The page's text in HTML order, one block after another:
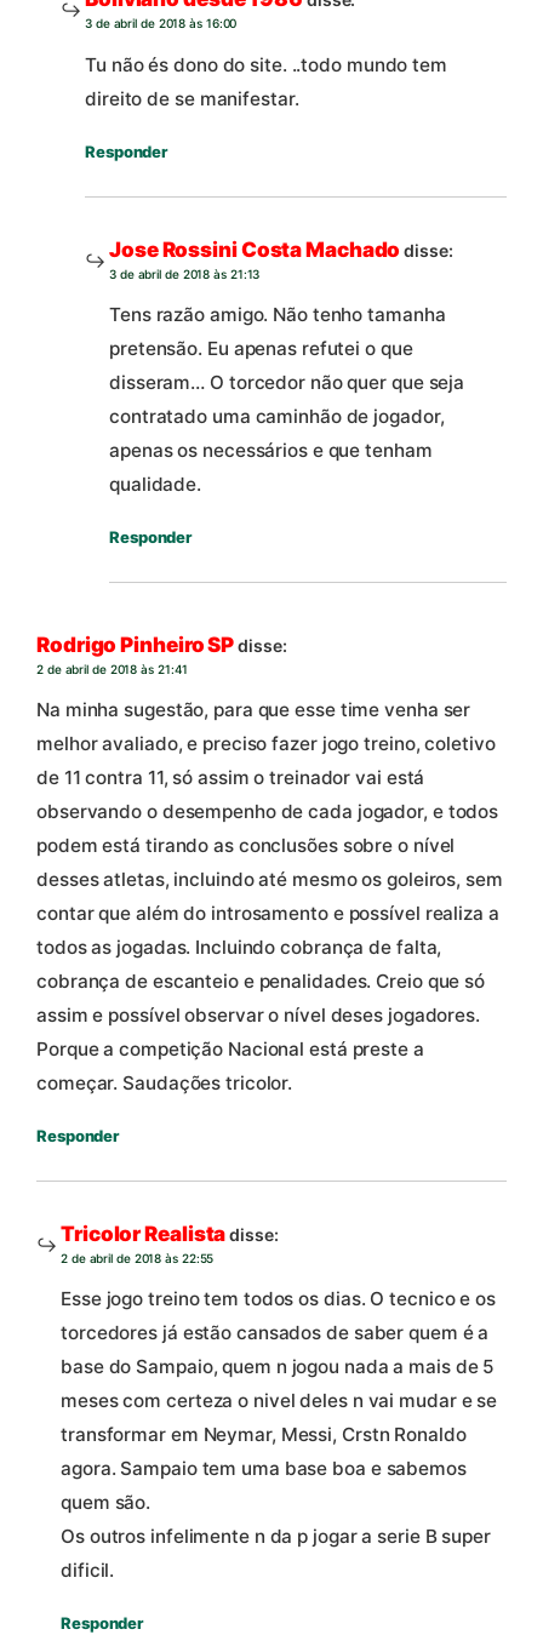
3 de abril de 2018 às 16:00
Tu não és dono do site. ..todo mundo tem
direito de se manifestar.
Responder
Jose Rossini Costa Machado disse:
3 de abril de 2018 às 21:13
Tens razão amigo. Não tenho tamanha
pretensão. Eu apenas refutei o que
disseram… O torcedor não quer que seja
contratado uma caminhão de jogador,
apenas os necessários e que tenham
qualidade.
Responder
Rodrigo Pinheiro SPdisse:
2 de abril de 2018 às 21:41
Na minha sugestão, para que esse time venha ser
melhor avaliado, e preciso fazer jogo treino, coletivo
de 11 contra 11, só assim o treinador vai está
observando o desempenho de cada jogador, e todos
podem está tirando as conclusões sobre o nível
desses atletas, incluindo até mesmo os goleiros, sem
contar que além do introsamento e possível realiza a
todos as jogadas. Incluindo cobrança de falta,
cobrança de escanteio e penalidades. Creio que só
assim e possível observar o nível deses jogadores.
Porque a competição Nacional está preste a
começar. Saudações tricolor.
Responder
Tricolor Realistadisse:
2 de abril de 2018 às 22:55
Esse jogo treino tem todos os dias. O tecnico e os
torcedores já estão cansados de saber quem é a
base do Sampaio, quem n jogou nada a mais de 5
meses com certeza o nivel deles n vai mudar e se
transformar em Neymar, Messi, Crstn Ronaldo
agora. Sampaio tem uma base boa e sabemos
quem são.
Os outros infelimente n da p jogar a serie B super
dificil.
Responder